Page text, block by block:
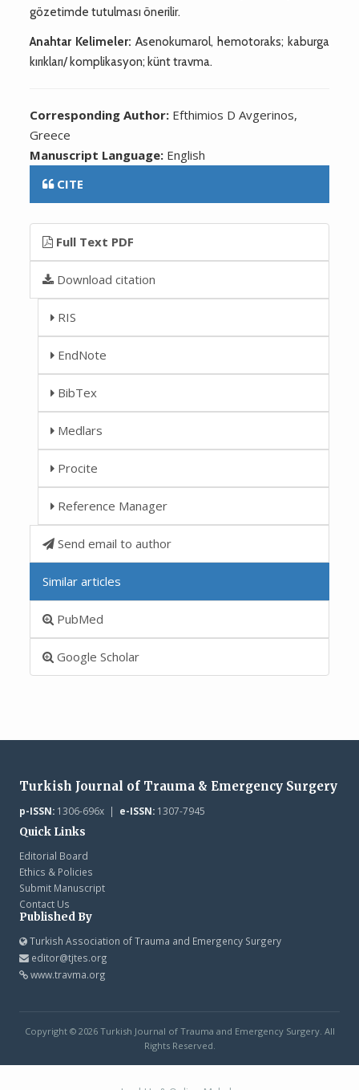
gözetimde tutulması önerilir.
Anahtar Kelimeler: Asenokumarol, hemotoraks; kaburga
kırıkları/ komplikasyon; künt travma.
Corresponding Author: Efthimios D Avgerinos,
Greece
Manuscript Language: English
CITE
Full Text PDF
Download citation
RIS
EndNote
BibTex
Medlars
Procite
Reference Manager
Send email to author
Similar articles
PubMed
Google Scholar
Turkish Journal of Trauma & Emergency Surgery
p-ISSN:1306-696x | e-ISSN:1307-7945
Quick Links
Editorial Board
Ethics & Policies
Submit Manuscript
Contact Us
Published By
Turkish Association of Trauma and Emergency Surgery
editor@tjtes.org
www.travma.org
Copyright © 2026 Turkish Journal of Trauma and Emergency Surgery. All
Rights Reserved.